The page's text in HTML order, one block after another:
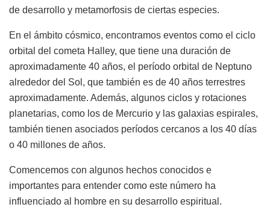
de desarrollo y metamorfosis de ciertas especies.
En el ámbito cósmico, encontramos eventos como el ciclo
orbital del cometa Halley, que tiene una duración de
aproximadamente 40 años, el período orbital de Neptuno
alrededor del Sol, que también es de 40 años terrestres
aproximadamente. Además, algunos ciclos y rotaciones
planetarias, como los de Mercurio y las galaxias espirales,
también tienen asociados períodos cercanos a los 40 días
o 40 millones de años.
Comencemos con algunos hechos conocidos e
importantes para entender como este número ha
influenciado al hombre en su desarrollo espiritual.